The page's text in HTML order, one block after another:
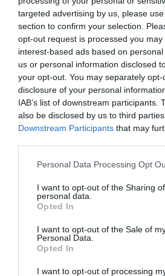
targeted advertising by us, please
section to confirm your selection.
opt-out request is processed you may
interest-based ads based on
us or personal information disclosed
your opt-out. You may separately
disclosure of your personal
IAB’s list of downstream participants.
also be disclosed by us to third
Downstream Participants that may
Please note that this website/app
not limited to your visit or usage
grant or deny consent to Google and
use your data for below specified
consent section.
Personal Data Processing Opt
I want to opt-out of the Sharing
personal data.
Opted In
I want to opt-out of the Sale of
Personal Data.
Opted In
I want to opt-out of processing
Berlino 2006, una notte da
18 Luglio 2026
Inghilterra-Argentina, molto